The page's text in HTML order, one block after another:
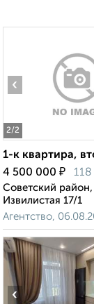
2/2
‹
1-к квартира,
4 500 000 ₽
Советский
Извилистая 17/1
Агентство,
‹